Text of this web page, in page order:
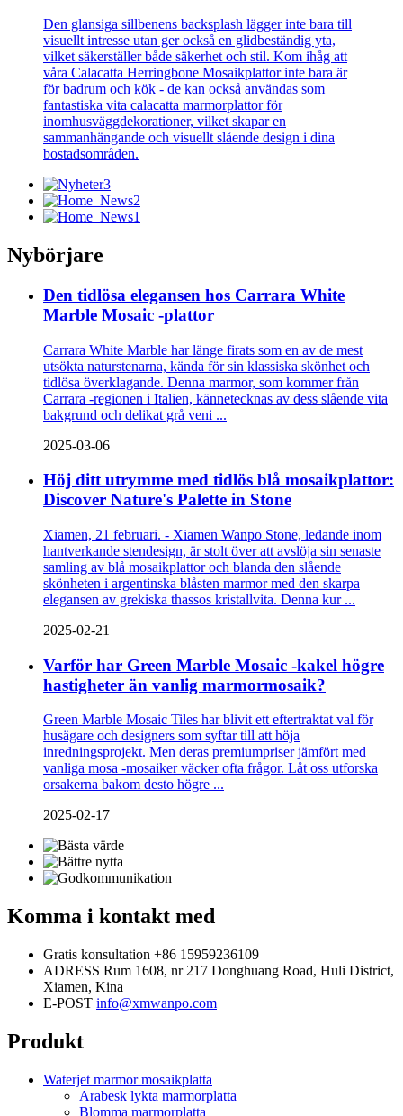
Den glansiga sillbenens backsplash lägger inte bara till
visuellt intresse utan ger också en glidbeständig yta,
vilket säkerställer både säkerhet och stil. Kom ihåg att
våra Calacatta Herringbone Mosaikplattor inte bara är
för badrum och kök - de kan också användas som
fantastiska vita calacatta marmorplattor för
inomhusväggdekorationer, vilket skapar en
sammanhängande och visuellt slående design i dina
bostadsområden.
Nybörjare
Den tidlösa elegansen hos Carrara White
Marble Mosaic -plattor
Carrara White Marble har länge firats som en av de mest
utsökta naturstenarna, kända för sin klassiska skönhet och
tidlösa överklagande. Denna marmor, som kommer från
Carrara -regionen i Italien, kännetecknas av dess slående vita
bakgrund och delikat grå veni ...
2025-03-06
Höj ditt utrymme med tidlös blå mosaikplattor:
Discover Nature's Palette in Stone
Xiamen, 21 februari. - Xiamen Wanpo Stone, ledande inom
hantverkande stendesign, är stolt över att avslöja sin senaste
samling av blå mosaikplattor och blanda den slående
skönheten i argentinska blåsten marmor med den skarpa
elegansen av grekiska thassos kristallvita. Denna kur ...
2025-02-21
Varför har Green Marble Mosaic -kakel högre
hastigheter än vanlig marmormosaik?
Green Marble Mosaic Tiles har blivit ett eftertraktat val för
husägare och designers som syftar till att höja
inredningsprojekt. Men deras premiumpriser jämfört med
vanliga mosa -mosaiker väcker ofta frågor. Låt oss utforska
orsakerna bakom desto högre ...
2025-02-17
Komma i kontakt med
Gratis konsultation +86 15959236109
ADRESS Rum 1608, nr 217 Donghuang Road, Huli District,
Xiamen, Kina
E-POST info@xmwanpo.com
Produkt
Waterjet marmor mosaikplatta
Arabesk lykta marmorplatta
Blomma marmorplatta